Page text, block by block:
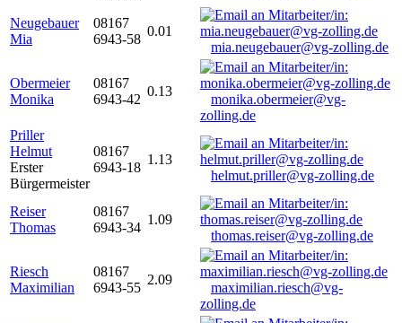
Neugebauer
Mia
08167
6943-58
0.01
mia.neugebauer@vg-zolling.de
Obermeier
Monika
08167
6943-42
0.13
monika.obermeier@vg-
zolling.de
Priller
Helmut
Erster
Bürgermeister
08167
6943-18
1.13
helmut.priller@vg-zolling.de
Reiser
Thomas
08167
6943-34
1.09
thomas.reiser@vg-zolling.de
Riesch
Maximilian
08167
6943-55
2.09
maximilian.riesch@vg-
zolling.de